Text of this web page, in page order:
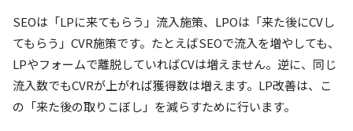
SEOは「LPに来てもらう」流入施策、LPOは「来た後にCVし
てもらう」CVR施策です。たとえばSEOで流入を増やしても、
LPやフォームで離脱していればCVは増えません。逆に、同じ
流入数でもCVRが上がれば獲得数は増えます。LP改善は、こ
の「来た後の取りこぼし」を減らすために行います。